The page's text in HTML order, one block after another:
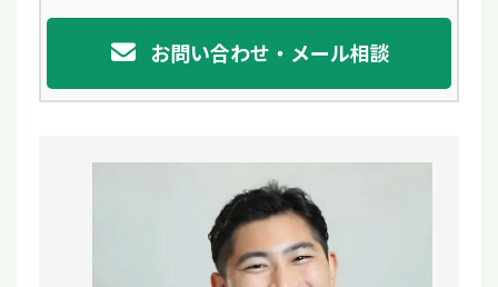
お問い合わせ・メール相談